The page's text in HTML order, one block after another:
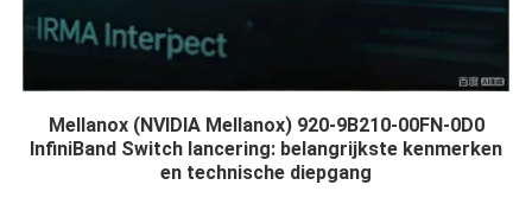
Mellanox (NVIDIA Mellanox) 920-9B210-00FN-0D0
InfiniBand Switch lancering: belangrijkste kenmerken
en technische diepgang